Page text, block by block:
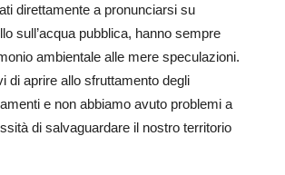
direttamente a pronunciarsi su
sull’acqua pubblica, hanno sempre
am­bientale alle mere speculazioni.
di aprire allo sfruttamento degli
e non abbiamo avuto problemi a
di salvaguardare il nostro territorio